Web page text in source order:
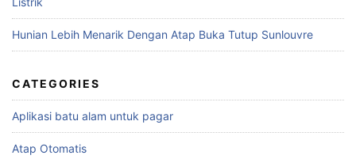
Hunian Lebih Menarik Dengan Atap Buka Tutup Sunlouvre
CATEGORIES
Aplikasi batu alam untuk pagar
Atap Otomatis